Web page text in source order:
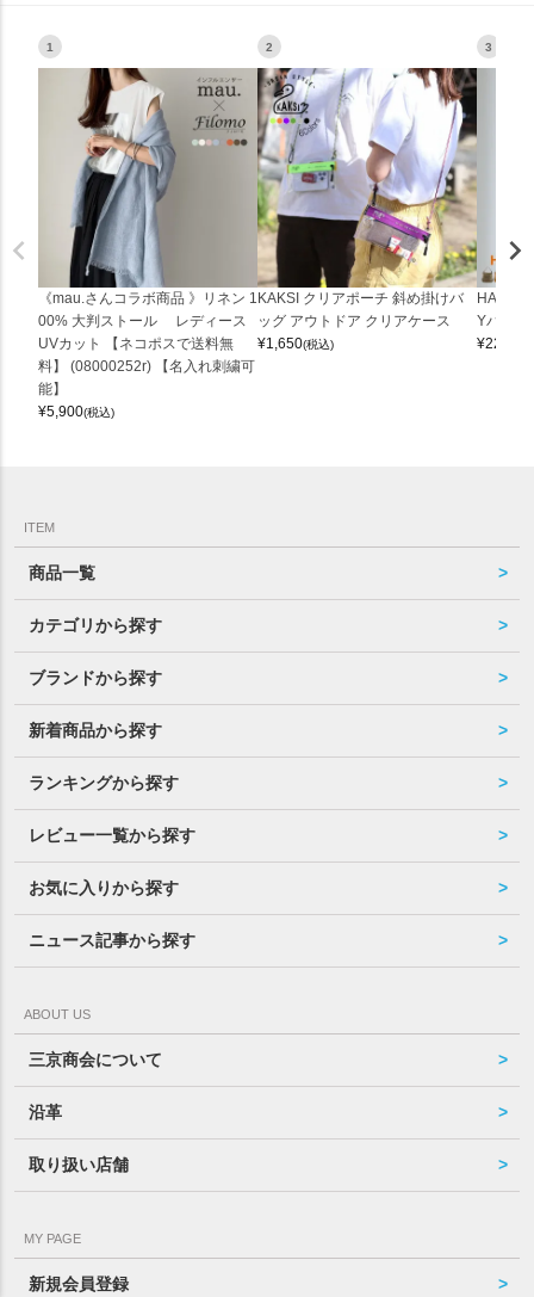
1
《mau.さんコラボ商品 》リネン 1
00% 大判ストール レディース
UVカット 【ネコポスで送料無
料】 (08000252r) 【名入れ刺繍可
能】
¥5,900(税込)
2
KAKSI クリアポーチ 斜め掛けバ
ッグ アウトドア クリアケース
¥1,650(税込)
3
Yバッグ
¥22,000
ITEM
商品一覧
カテゴリから探す
ブランドから探す
新着商品から探す
ランキングから探す
レビュー一覧から探す
お気に入りから探す
ニュース記事から探す
ABOUT US
三京商会について
沿革
取り扱い店舗
MY PAGE
新規会員登録